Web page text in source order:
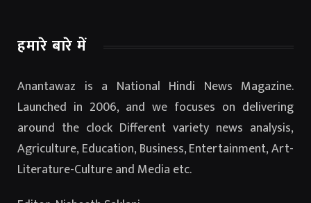
हमारे बारे में
Anantawaz is a National Hindi News Magazine.
Launched in 2006, and we focuses on delivering
around the clock Different variety news analysis,
Agriculture, Education, Business, Entertainment, Art-
Literature-Culture and Media etc.